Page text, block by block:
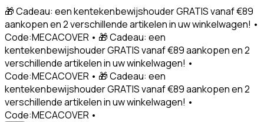
🎁 Cadeau: een kentekenbewijshouder GRATIS vanaf €89
aankopen en 2 verschillende artikelen in uw winkelwagen! •
Code:MECACOVER • 🎁 Cadeau: een
kentekenbewijshouder GRATIS vanaf €89 aankopen en 2
verschillende artikelen in uw winkelwagen! •
Code:MECACOVER • 🎁 Cadeau: een
kentekenbewijshouder GRATIS vanaf €89 aankopen en 2
verschillende artikelen in uw winkelwagen! •
Code:MECACOVER •